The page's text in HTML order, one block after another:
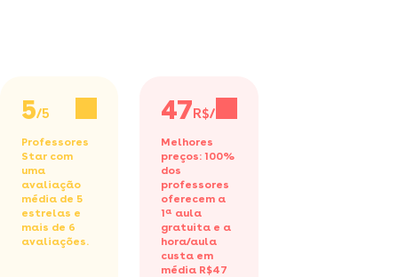
5/5
Professores
Star com
uma
avaliação
média de 5
estrelas e
mais de 6
avaliações.
47R$/h
Melhores
preços: 100%
dos
professores
oferecem a
1ª aula
gratuita e a
hora/aula
custa em
média R$47